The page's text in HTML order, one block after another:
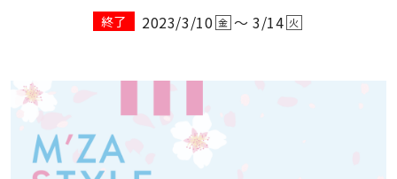
終了 2023/3/10 金 ～ 3/14 火